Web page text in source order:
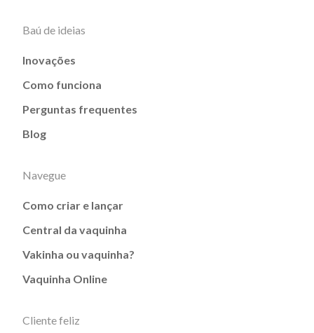
Baú de ideias
Inovações
Como funciona
Perguntas frequentes
Blog
Navegue
Como criar e lançar
Central da vaquinha
Vakinha ou vaquinha?
Vaquinha Online
Cliente feliz